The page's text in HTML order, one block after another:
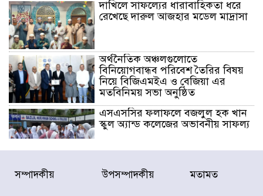
দাখিলে সাফল্যের ধারাবাহিকতা ধরে
রেখেছে দারুল আজহার মডেল মাদ্রাসা
অর্থনৈতিক অঞ্চলগুলোতে
বিনিয়োগবান্ধব পরিবেশ তৈরির বিষয়
নিয়ে বিজিএমইএ ও বেজিয়া এর
মতবিনিময় সভা অনুষ্ঠিত
এসএসসির ফলাফলে বজলুল হক খান
স্কুল অ্যান্ড কলেজের অভাবনীয় সাফল্য
দাখিলে শতভাগ সাফল্য, দেশসেরা
তানযীমুল উম্মাহ আলিম মাদরাসা
সম্পাদকীয় উপসম্পাদকীয় মতামত